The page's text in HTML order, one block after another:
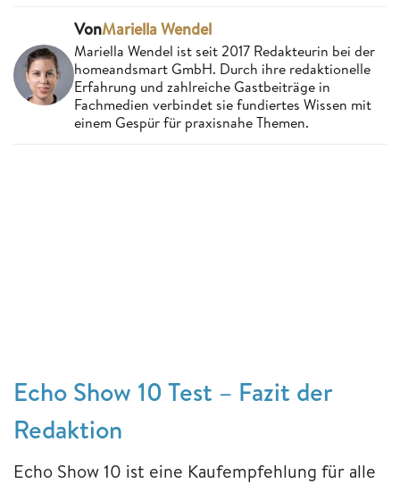
VonMariella Wendel
Mariella Wendel ist seit 2017 Redakteurin bei der
homeandsmart GmbH. Durch ihre redaktionelle
Erfahrung und zahlreiche Gastbeiträge in
Fachmedien verbindet sie fundiertes Wissen mit
einem Gespür für praxisnahe Themen.
Echo Show 10 Test – Fazit der
Redaktion
Echo Show 10 ist eine Kaufempfehlung für alle